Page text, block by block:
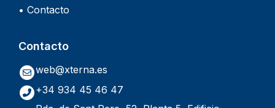
• Contacto
Contacto
web@xterna.es
+34 934 45 46 47